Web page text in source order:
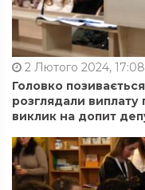
2 Лютого 2024, 17:08
Головко
розглядали виплату
виклик на допит